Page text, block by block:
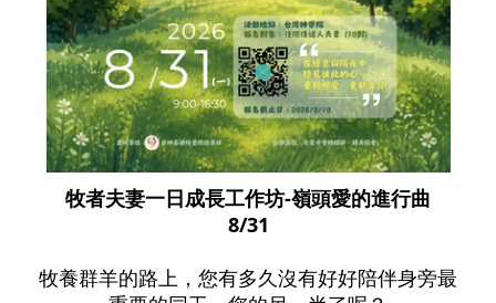
牧者夫妻一日成長工作坊-嶺頭愛的進行曲
8/31
牧養群羊的路上，您有多久沒有好好陪伴身旁最